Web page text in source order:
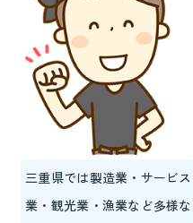
三重県では製造業・サービス
業・観光業・漁業など多様な